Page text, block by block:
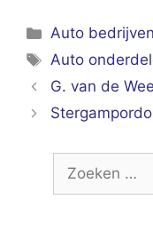
Categorieën
Auto bedrijven
Tags
Auto
G. van de
Zoek